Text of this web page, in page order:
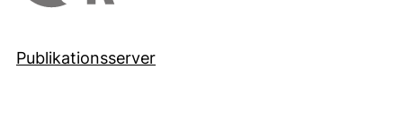
Publikationsserver